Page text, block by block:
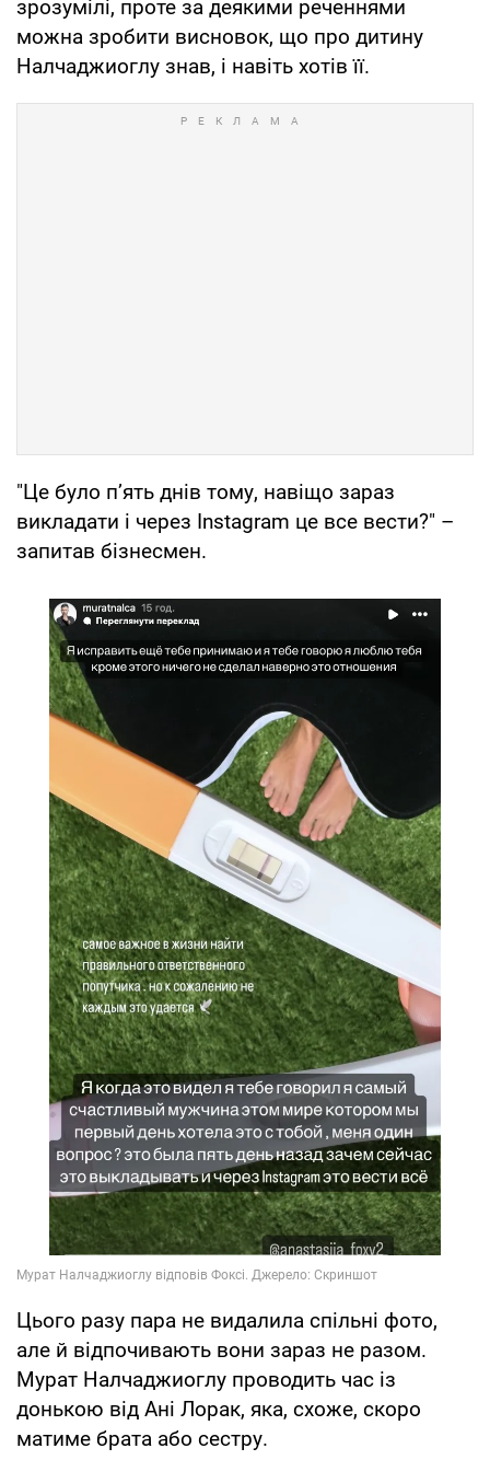
зрозумілі, проте за деякими реченнями
можна зробити висновок, що про дитину
Налчаджиоглу знав, і навіть хотів її.
"Це було пʼять днів тому, навіщо зараз
викладати і через Instagram це все вести?" –
запитав бізнесмен.
Цього разу пара не видалила спільні фото,
але й відпочивають вони зараз не разом.
Мурат Налчаджиоглу проводить час із
донькою від Ані Лорак, яка, схоже, скоро
матиме брата або сестру.